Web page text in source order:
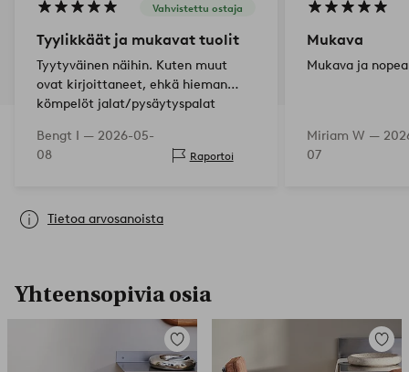
Vahvistettu ostaja
Tyylikkäät ja mukavat tuolit
Tyytyväinen näihin. Kuten muut
ovat kirjoittaneet, ehkä hieman
kömpelöt jalat/pysäytyspalat
matolla, joten poistin ne, toimii
hyvin. Olisi ol…
Bengt I — 2026-05-
08
Raportoi
Mukava
Mukava ja
Miriam W —
07
Tietoa arvosanoista
Yhteensopivia osia
Lisää
suosikkeihin
Lisää